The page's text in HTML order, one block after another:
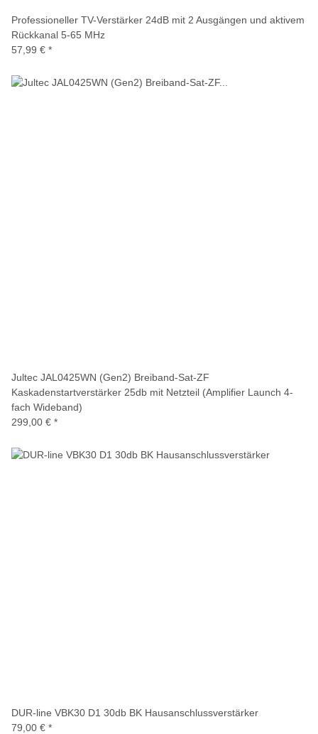
Professioneller TV-Verstärker 24dB mit 2 Ausgängen und aktivem
Rückkanal 5-65 MHz
57,99 € *
Jultec JAL0425WN (Gen2) Breiband-Sat-ZF
Kaskadenstartverstärker 25db mit Netzteil (Amplifier Launch 4-
fach Wideband)
299,00 € *
DUR-line VBK30 D1 30db BK Hausanschlussverstärker
79,00 € *